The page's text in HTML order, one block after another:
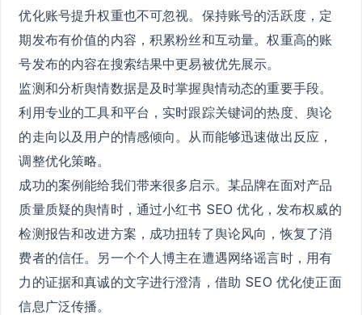
优化账号提升权重也不可忽视。保持账号的活跃度，定
期发布有价值的内容，积累粉丝和互动量。权重高的账
号发布的内容在搜索结果中更易被优先展示。
监测和分析舆情数据是及时掌握舆情动态的重要手段。
利用专业的工具和平台，实时跟踪关键词的热度、舆论
的走向以及用户的情感倾向。从而能够迅速做出反应，
调整优化策略。
成功的案例能给我们带来很多启示。某品牌在面对产品
质量质疑的舆情时，通过小红书 SEO 优化，发布权威的
检测报告和改进方案，成功扭转了舆论风向，恢复了消
费者的信任。另一个个人博主在遭遇网络谣言时，用有
力的证据和真诚的文字进行澄清，借助 SEO 优化使正面
信息广泛传播。